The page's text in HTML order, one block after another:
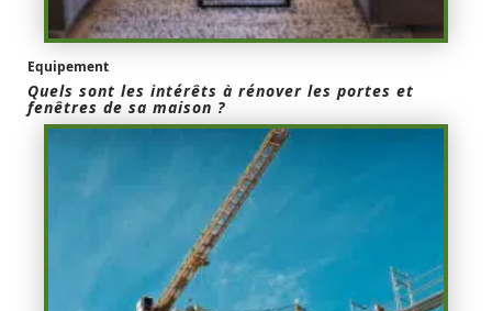
Equipement
Quels sont les intérêts à rénover les portes et
fenêtres de sa maison ?